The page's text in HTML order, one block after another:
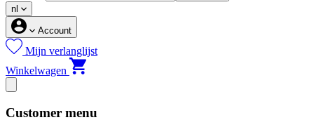
nl
Account
Mijn verlanglijst
Winkelwagen
Customer menu